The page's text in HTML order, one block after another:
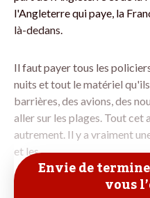
l'Angleterre qui paye, la
là-dedans.
Il faut payer tous les
nuits et tout le matériel
barrières, des avions, des
aller sur les plages. Tout
autrement. Il y a vraiment
et les
Envie de
vous